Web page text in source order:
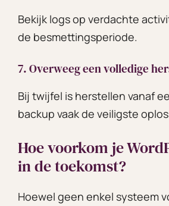
Bekijk logs op verdachte
de besmettingsperiode.
7. Overweeg een volledige
Bij twijfel is herstellen vanaf
backup vaak de veiligste
Hoe voorkom je
in de toekomst?
Hoewel geen enkel systeem